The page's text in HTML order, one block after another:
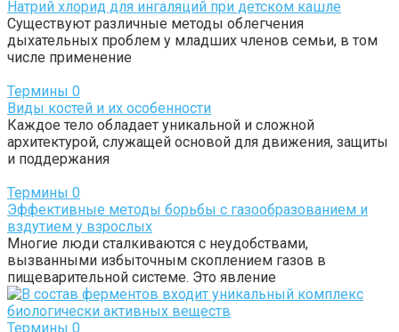
Натрий хлорид для ингаляций при детском кашле
Существуют различные методы облегчения
дыхательных проблем у младших членов семьи, в том
числе применение
Термины 0
Виды костей и их особенности
Каждое тело обладает уникальной и сложной
архитектурой, служащей основой для движения, защиты
и поддержания
Термины 0
Эффективные методы борьбы с газообразованием и
вздутием у взрослых
Многие люди сталкиваются с неудобствами,
вызванными избыточным скоплением газов в
пищеварительной системе. Это явление
Термины 0